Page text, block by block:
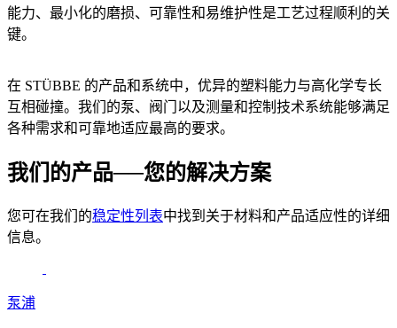
能力、最小化的磨损、可靠性和易维护性是工艺过程顺利的关
键。
在 STÜBBE 的产品和系统中，优异的塑料能力与高化学专长
互相碰撞。我们的泵、阀门以及测量和控制技术系统能够满足
各种需求和可靠地适应最高的要求。
我们的产品──您的解决方案
您可在我们的稳定性列表中找到关于材料和产品适应性的详细
信息。
泵浦